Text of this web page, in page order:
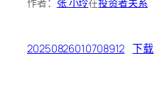
20250826010708912 下载